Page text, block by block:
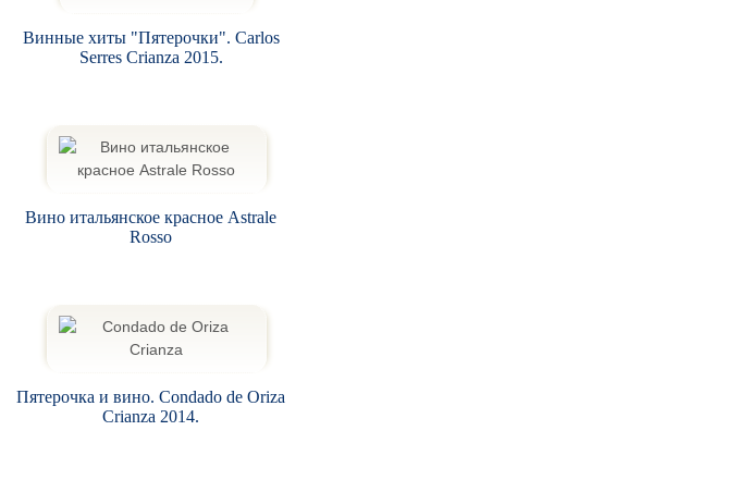
Винные хиты "Пятерочки". Carlos
Serres Crianza 2015.
Вино итальянское красное Astrale
Rosso
Пятерочка и вино. Condado de Oriza
Crianza 2014.